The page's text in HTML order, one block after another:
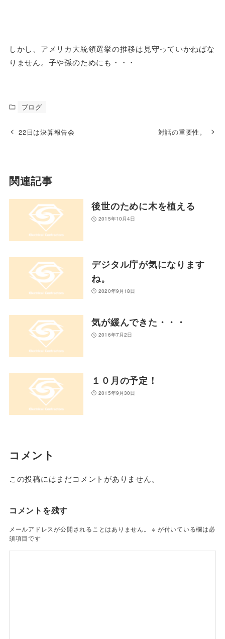
しかし、アメリカ大統領選挙の推移は見守っていかねばな
りません。子や孫のためにも・・・
ブログ
22日は決算報告会 対話の重要性。
関連記事
後世のために木を植える
2015年10月4日
デジタル庁が気になります
ね。
2020年9月18日
気が緩んできた・・・
2016年7月2日
１０月の予定！
2015年9月30日
コメント
この投稿にはまだコメントがありません。
コメントを残す
メールアドレスが公開されることはありません。 ※ が付いている欄は必
須項目です